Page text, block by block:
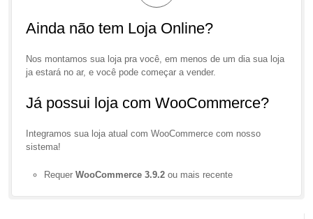
Ainda não tem Loja Online?
Nos montamos sua loja pra você, em menos de um dia sua loja
ja estará no ar, e você pode começar a vender.
Já possui loja com WooCommerce?
Integramos sua loja atual com WooCommerce com nosso
sistema!
Requer WooCommerce 3.9.2ou mais recente